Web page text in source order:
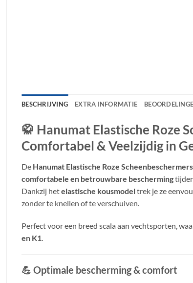
BESCHRIJVING EXTRA INFORMATIE
🥋 Hanumat Elastische Roze
Comfortabel & Veelzijdig in
De Hanumat Elastische Roze Scheenbeschermers
comfortabele en betrouwbare bescherming
Dankzij hetelastische kousmodeltrek je ze
zonder te knellen of te verschuiven.
Perfect voor een breed scala aan vechtsporten,
en K1.
💪 Optimale bescherming & comfort